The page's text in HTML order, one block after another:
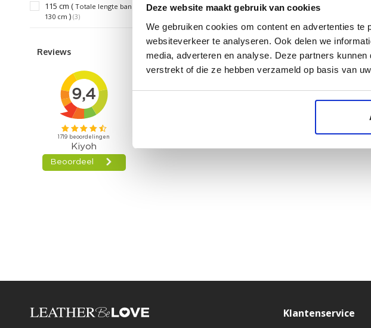
Deze website maakt gebruik van cookies
We gebruiken cookies om content en advertenties
websiteverkeer te analyseren. Ook delen we
media, adverteren en analyse. Deze partners
verstrekt of die ze hebben verzameld op basis van
115 cm ( Totale lengte band
130 cm ) (3)
Reviews
Klantenservice